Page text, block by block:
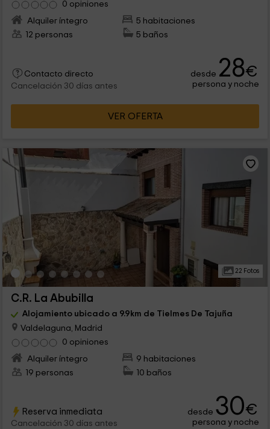
0 opiniones
Alquiler íntegro
5 habitaciones
12 personas
5 baños
Contacto directo
Cancelación 30 días antes
desde 28€
persona y noche
VER OFERTA
22 Fotos
C.R. La Abubilla
Alojamiento ubicado a 9.9km de Tielmes De Tajuña
Valdelaguna, Madrid
0 opiniones
Alquiler íntegro
9 habitaciones
19 personas
10 baños
Reserva inmediata
Cancelación 30 días antes
desde 30€
persona y noche